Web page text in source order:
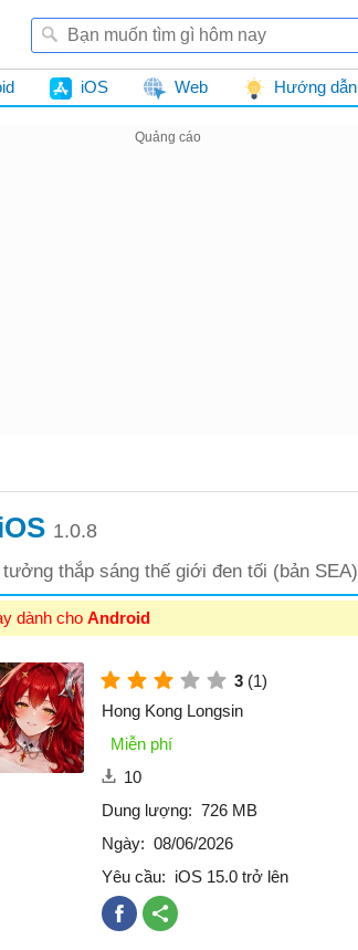
iOS Web Hướng dẫn
1.0.8
thắp sáng thế giới đen tối (bản SEA)
dành cho Android
3 (1)
Hong Kong Longsin
Miễn phí
10
Dung lượng: 726 MB
Ngày: 08/06/2026
Yêu cầu: iOS 15.0 trở lên